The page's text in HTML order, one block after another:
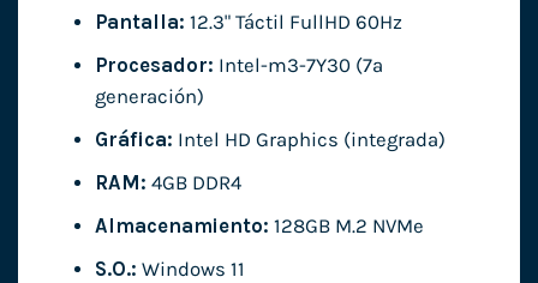
Pantalla: 12.3" Táctil FullHD 60Hz
Procesador: Intel-m3-7Y30 (7ª
generación)
Gráfica: Intel HD Graphics (integrada)
RAM: 4GB DDR4
Almacenamiento: 128GB M.2 NVMe
S.O.: Windows 11